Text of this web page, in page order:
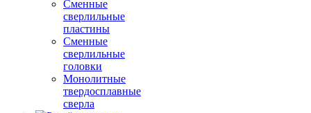
Сменные
сверлильные
пластины
Сменные
сверлильные
головки
Монолитные
твердосплавные
сверла